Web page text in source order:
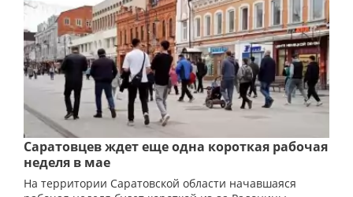
Саратовцев ждет еще одна короткая рабочая
неделя в мае
На территории Саратовской области начавшаяся